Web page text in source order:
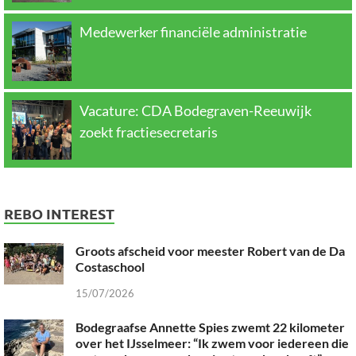
Medewerker financiële administratie
Vacature: CDA Bodegraven-Reeuwijk
zoekt fractiesecretaris
REBO INTEREST
Groots afscheid voor meester Robert van de Da
Costaschool
15/07/2026
Bodegraafse Annette Spies zwemt 22 kilometer
over het IJsselmeer: “Ik zwem voor iedereen die